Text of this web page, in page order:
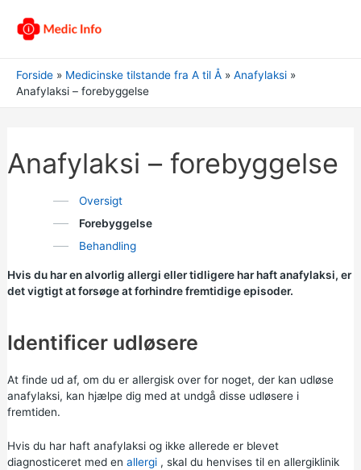
Forside Medicinske tilstande fra A til Å
Anafylaksi
Anafylaksi – forebyggelse
Anafylaksi – forebyggelse
Oversigt
Forebyggelse
Behandling
Hvis du har en alvorlig allergi eller tidligere har haft anafylaksi, er
det vigtigt at forsøge at forhindre fremtidige episoder.
Identificer udløsere
At finde ud af, om du er allergisk over for noget, der kan udløse
anafylaksi, kan hjælpe dig med at undgå disse udløsere i
fremtiden.
Hvis du har haft anafylaksi og ikke allerede er blevet
diagnosticeret med en allergi, skal du henvises til en allergiklinik